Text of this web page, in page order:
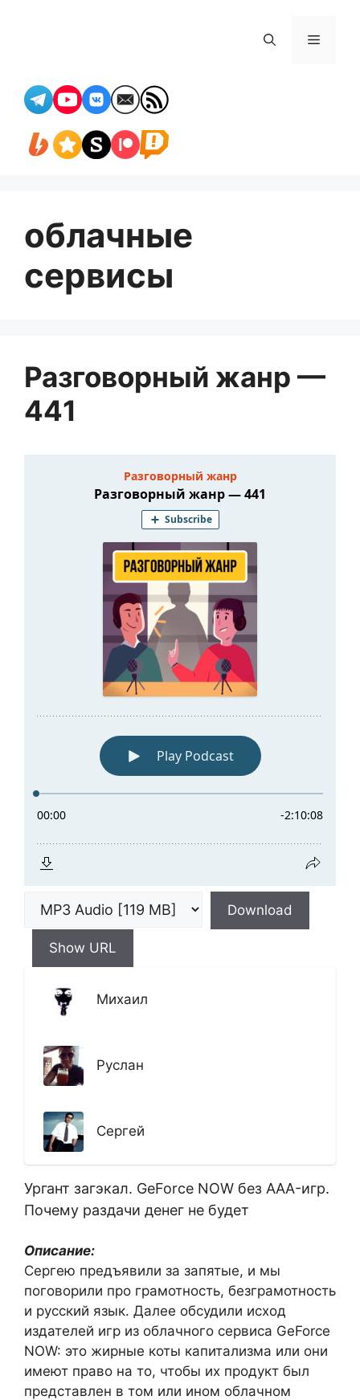
Меню
облачные
сервисы
Разговорный жанр —
441
Download
Show URL
Михаил
Руслан
Сергей
Ургант загэкал. GeForce NOW без AAA-игр.
Почему раздачи денег не будет
Описание:
Сергею предъявили за запятые, и мы
поговорили про грамотность, безграмотность
и русский язык. Далее обсудили исход
издателей игр из облачного сервиса GeForce
NOW: это жирные коты капитализма или они
имеют право на то, чтобы их продукт был
представлен в том или ином облачном